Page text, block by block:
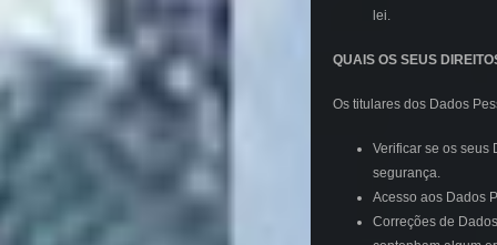
lei.
QUAIS OS SEUS
Os titulares dos Dados
Verificar se os seus
segurança.
Acesso aos Dados
Correções de